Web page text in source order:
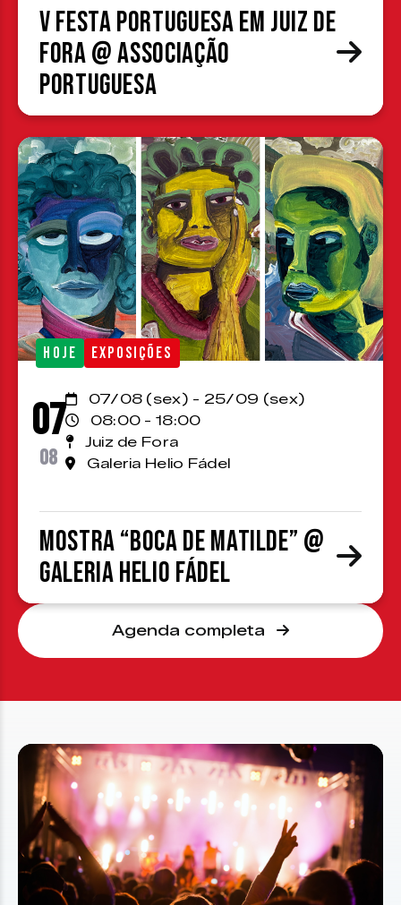
V Festa Portuguesa em Juiz de
Fora @ Associação
Portuguesa
HOJE EXPOSIÇÕES
07
08
07/08 (sex) - 25/09 (sex)
08:00 - 18:00
Juiz de Fora
Galeria Helio Fádel
Mostra “Boca de Matilde” @
Galeria Helio Fádel
Agenda completa